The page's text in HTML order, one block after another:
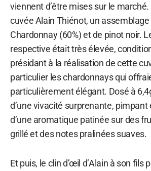
viennent d’être mises sur le marché.
cuvée Alain Thiénot, un
Chardonnay (60%) et de pinot noir.
respective était très élevée,
présidant à la réalisation de cette
particulier les chardonnays qui
particulièrement élégant. Dosé à
d’une vivacité surprenante,
d’une aromatique patinée sur des
grillé et des notes pralinées suaves.
Et puis, le clin d’œil d’Alain à son fils